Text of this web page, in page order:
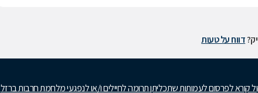
דווח על טעות
קורא לפרסום לעמותות שתכליתן תרומה לחיילים ו/או לנפגעי מלחמת חרבות ברזל